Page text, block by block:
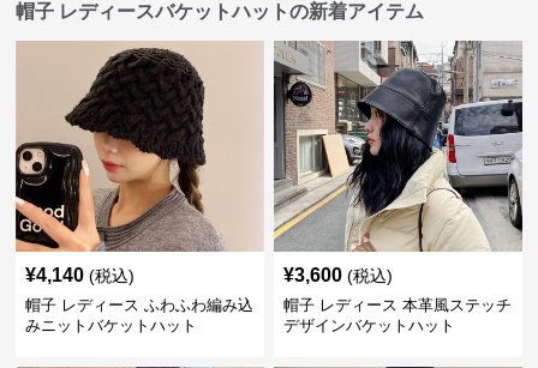
帽子 レディースバケットハットの新着アイテム
¥4,140 (税込)
帽子 レディース ふわふわ編み込
みニットバケットハット
¥3,600 (税込)
帽子 レディース 本革風ステッチ
デザインバケットハット